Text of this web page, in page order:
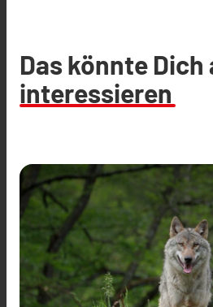
Das könnte Dich
interessieren